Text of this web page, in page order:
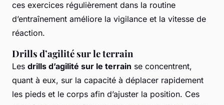
ces exercices régulièrement dans la routine
d’entraînement améliore la vigilance et la vitesse de
réaction.
Drills d’agilité sur le terrain
Les drills d’agilité sur le terrain se concentrent,
quant à eux, sur la capacité à déplacer rapidement
les pieds et le corps afin d’ajuster la position. Ces